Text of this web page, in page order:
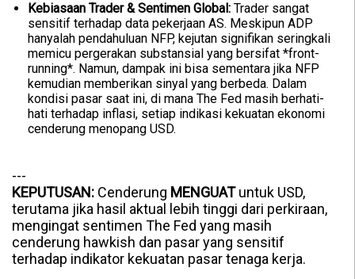
Kebiasaan Trader & Sentimen Global: Trader sangat
sensitif terhadap data pekerjaan AS. Meskipun ADP
hanyalah pendahuluan NFP, kejutan signifikan seringkali
memicu pergerakan substansial yang bersifat *front-
running*. Namun, dampak ini bisa sementara jika NFP
kemudian memberikan sinyal yang berbeda. Dalam
kondisi pasar saat ini, di mana The Fed masih berhati-
hati terhadap inflasi, setiap indikasi kekuatan ekonomi
cenderung menopang USD.
---
KEPUTUSAN: Cenderung MENGUATuntuk USD,
terutama jika hasil aktual lebih tinggi dari perkiraan,
mengingat sentimen The Fed yang masih
cenderung hawkish dan pasar yang sensitif
terhadap indikator kekuatan pasar tenaga kerja.